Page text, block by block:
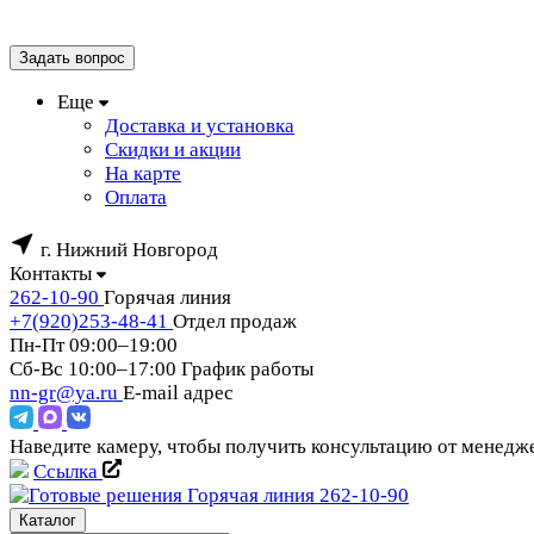
Задать вопрос
Еще
Доставка и установка
Скидки и акции
На карте
Оплата
г. Нижний Новгород
Контакты
262-10-90 Горячая линия
+7(920)253-48-41 Отдел продаж
Пн-Пт 09:00–19:00
Сб-Вс 10:00–17:00 График работы
nn-gr@ya.ru E-mail адрес
Наведите камеру, чтобы получить консультацию от
Ссылка
Горячая линия 262-10-90
Каталог